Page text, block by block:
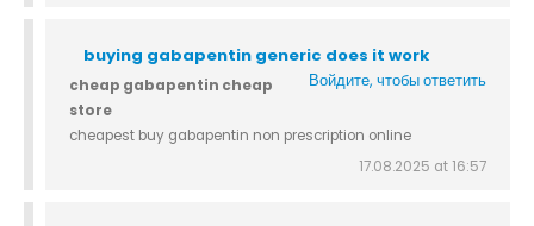
buying gabapentin generic does it work
Войдите, чтобы ответить
cheap gabapentin cheap
store
cheapest buy gabapentin non prescription online
17.08.2025 at 16:57